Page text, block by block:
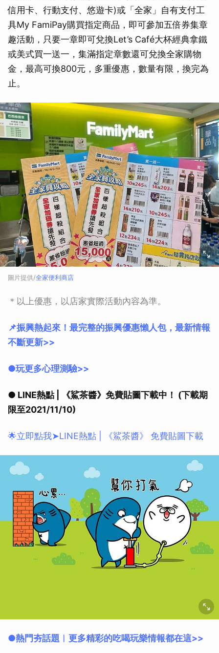
信用卡、行動支付、悠遊卡)或「全家」自有支付工
具My FamiPay購買指定商品，即可參加五倍券集章
趣活動，只要一章即可兌換Let’s Café大杯經典拿鐵
或美式買一送一，集滿指定章數還可兌換全家購物
金，最高可換800元，多重優惠，數量有限，換完為
止。
圖片提供/全家便利商店
＊以上優惠，以店家實際活動內容為準。
📌振興熱起來！最完整的振興優惠懶人包，最新情報
不斷更新>>
●玩更多心理測驗>>
● LINE熱點 | 《鯊茶醬》免費貼圖下載中！ (下載期
限至2021/11/10)
🌟立即點我➤LINE熱點 | 《鯊茶醬》 免費貼圖下載
●熱門夯話題︱更多精彩的吃喝玩樂情報都在這>>